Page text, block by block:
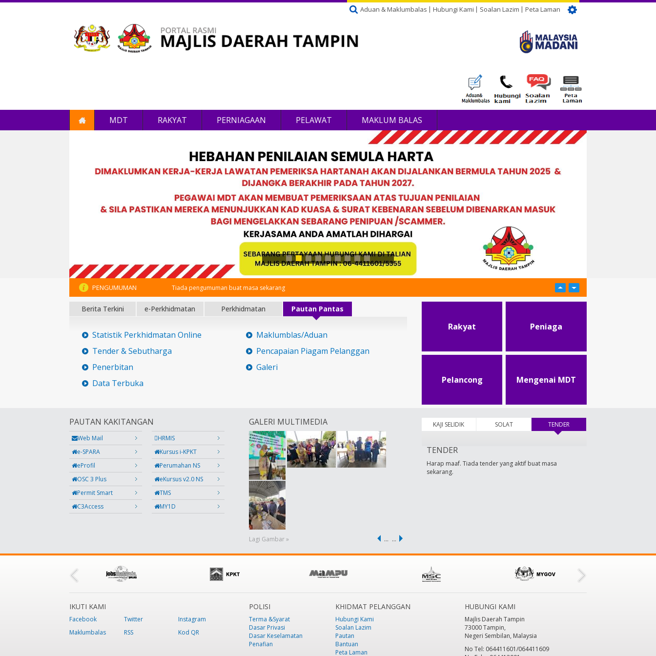
Aduan & Maklumbalas Hubungi Kami Soalan Lazim Peta Laman
MDT RAKYAT PERNIAGAAN PELAWAT MAKLUM BALAS
PENGUMUMAN Tiada pengumuman buat masa sekarang
Berita Terkini e-Perkhidmatan Perkhidmatan Pautan Pantas
Statistik Perkhidmatan Online
Tender & Sebutharga
Penerbitan
Data Terbuka
Maklumblas/Aduan
Pencapaian Piagam Pelanggan
Galeri
Rakyat Peniaga
Pelancong Mengenai MDT
PAUTAN KAKITANGAN
Web Mail
HRMIS
e-SPARA
Kursus i-KPKT
eProfil
Perumahan NS
OSC 3 Plus
eKursus v2.0 NS
Permit Smart
TMS
C3Access
MY1D
GALERI MULTIMEDIA
Lagi Gambar » … …
KAJI SELIDIK SOLAT TENDER(tab aktif)
TENDER
Harap maaf. Tiada tender yang aktif buat masa
sekarang.
IKUTI KAMI
Facebook Twitter
Instagram
Maklumbalas
RSS Kod QR
POLISI
Terma &Syarat
Dasar Privasi
Dasar Keselamatan
Penafian
KHIDMAT PELANGGAN
Hubungi Kami
Soalan Lazim
Pautan
Bantuan
Peta Laman
HUBUNGI KAMI
Majlis Daerah Tampin
73000 Tampin,
Negeri Sembilan, Malaysia
No Tel: 064411601/064411609